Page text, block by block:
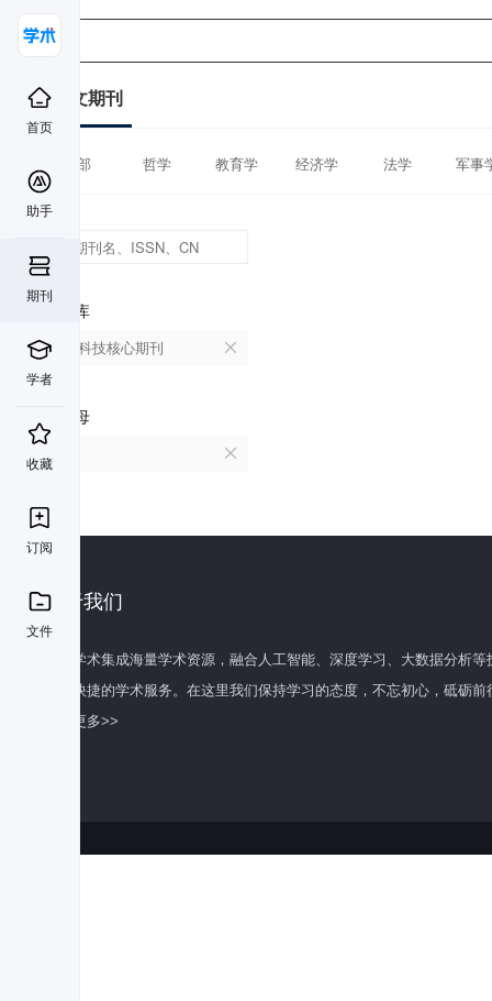
首页
助手
期刊
学者
收藏
订阅
文件
中文期刊
全部 哲学 教育学 经济学 法学 军事
数据库
中国科技核心期刊
首字母
关于我们
百度学术集成海量学术资源，融合人工智能、深度学习、大数据分析
全面快捷的学术服务。在这里我们保持学习的态度，不忘初心，砥砺前
了解更多>>